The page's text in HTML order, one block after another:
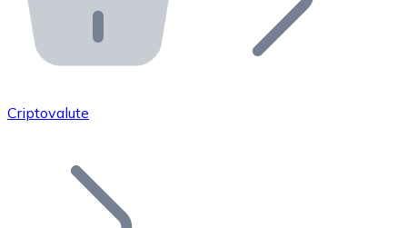
API Bitnovo
Integra la nostra API nel tuo ecosistema.
Unisciti alla nostra rete di rivenditori e
Aggiungi il token del tuo progetto al nostro servizio di
Criptovalute